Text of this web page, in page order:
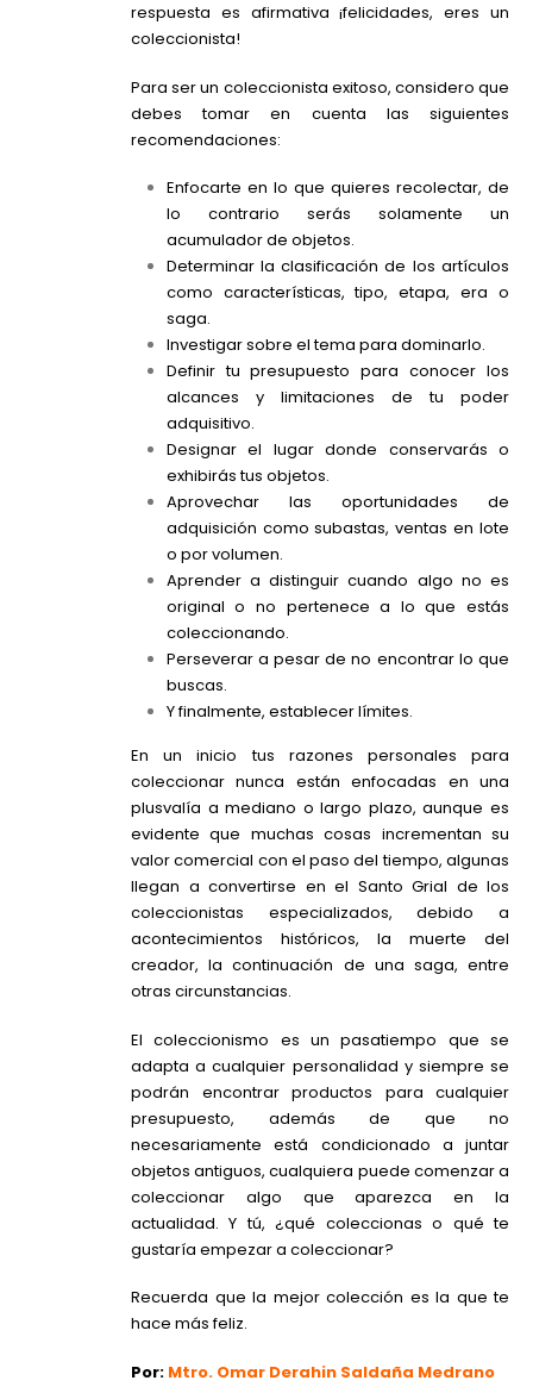
respuesta es afirmativa ¡felicidades, eres un
coleccionista!
Para ser un coleccionista exitoso, considero que
debes tomar en cuenta las siguientes
recomendaciones:
Enfocarte en lo que quieres recolectar, de
lo contrario serás solamente un
acumulador de objetos.
Determinar la clasificación de los artículos
como características, tipo, etapa, era o
saga.
Investigar sobre el tema para dominarlo.
Definir tu presupuesto para conocer los
alcances y limitaciones de tu poder
adquisitivo.
Designar el lugar donde conservarás o
exhibirás tus objetos.
Aprovechar las oportunidades de
adquisición como subastas, ventas en lote
o por volumen.
Aprender a distinguir cuando algo no es
original o no pertenece a lo que estás
coleccionando.
Perseverar a pesar de no encontrar lo que
buscas.
Y finalmente, establecer límites.
En un inicio tus razones personales para
coleccionar nunca están enfocadas en una
plusvalía a mediano o largo plazo, aunque es
evidente que muchas cosas incrementan su
valor comercial con el paso del tiempo, algunas
llegan a convertirse en el Santo Grial de los
coleccionistas especializados, debido a
acontecimientos históricos, la muerte del
creador, la continuación de una saga, entre
otras circunstancias.
El coleccionismo es un pasatiempo que se
adapta a cualquier personalidad y siempre se
podrán encontrar productos para cualquier
presupuesto, además de que no
necesariamente está condicionado a juntar
objetos antiguos, cualquiera puede comenzar a
coleccionar algo que aparezca en la
actualidad. Y tú, ¿qué coleccionas o qué te
gustaría empezar a coleccionar?
Recuerda que la mejor colección es la que te
hace más feliz.
Por: Mtro. Omar Derahin Saldaña Medrano